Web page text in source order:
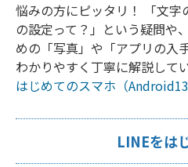
悩みの方にピッタリ！ 「文
の設定って？」という疑問や
めの「写真」や「アプリの入
わかりやすく丁寧に解説してい
はじめてのスマホ（
LINEをは